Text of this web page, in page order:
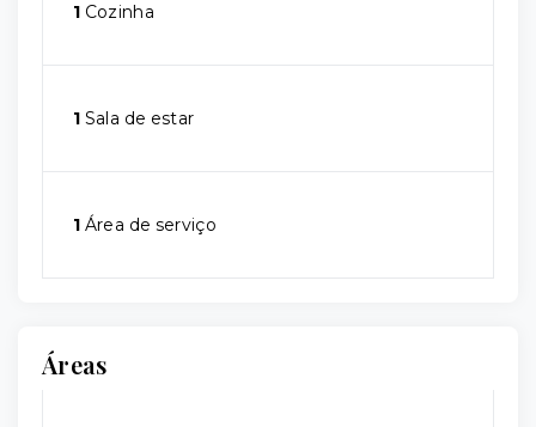
1 Cozinha
1 Sala de estar
1 Área de serviço
Áreas